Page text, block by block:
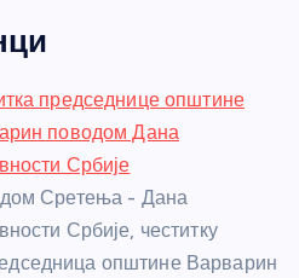
at
s
A
p
p
a
g
e
e
st
e
председнице општине
поводом Дана
Србије
Сретења - Дана
Србије, честитку
општине Варварин